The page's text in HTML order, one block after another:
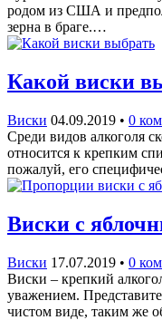
родом из США и
зерна в браге.…
Какой виски
Виски 04.09.2019 • 0
Среди видов алкоголя
относится к крепким
пожалуй, его
Виски с
Виски 17.07.2019 • 0
Виски – крепкий
уважением.
чистом виде, таким же